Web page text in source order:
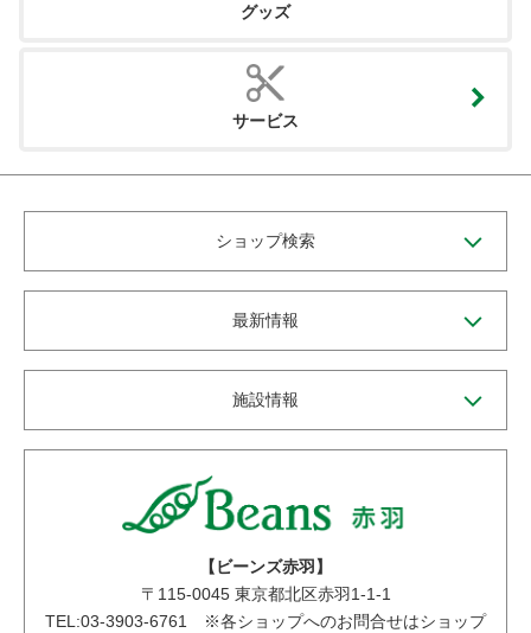
グッズ
サービス
ショップ検索
最新情報
施設情報
【ビーンズ赤羽】
〒 115-0045東京都北区赤羽1-1-1
TEL:03-3903-6761 ※各ショップへのお問合せはショップ